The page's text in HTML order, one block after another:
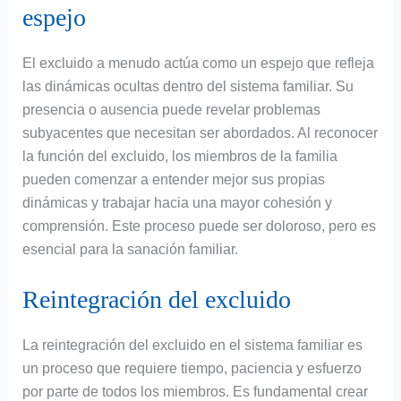
espejo
El excluido a menudo actúa como un espejo que refleja
las dinámicas ocultas dentro del sistema familiar. Su
presencia o ausencia puede revelar problemas
subyacentes que necesitan ser abordados. Al reconocer
la función del excluido, los miembros de la familia
pueden comenzar a entender mejor sus propias
dinámicas y trabajar hacia una mayor cohesión y
comprensión. Este proceso puede ser doloroso, pero es
esencial para la sanación familiar.
Reintegración del excluido
La reintegración del excluido en el sistema familiar es
un proceso que requiere tiempo, paciencia y esfuerzo
por parte de todos los miembros. Es fundamental crear